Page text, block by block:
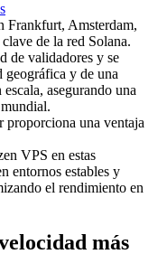
Frankfurt, Amsterdam,
de la red Solana.
de validadores y se
geográfica y de una
asegurando una
proporciona una ventaja
VPS en estas
entornos estables y
el rendimiento en
más